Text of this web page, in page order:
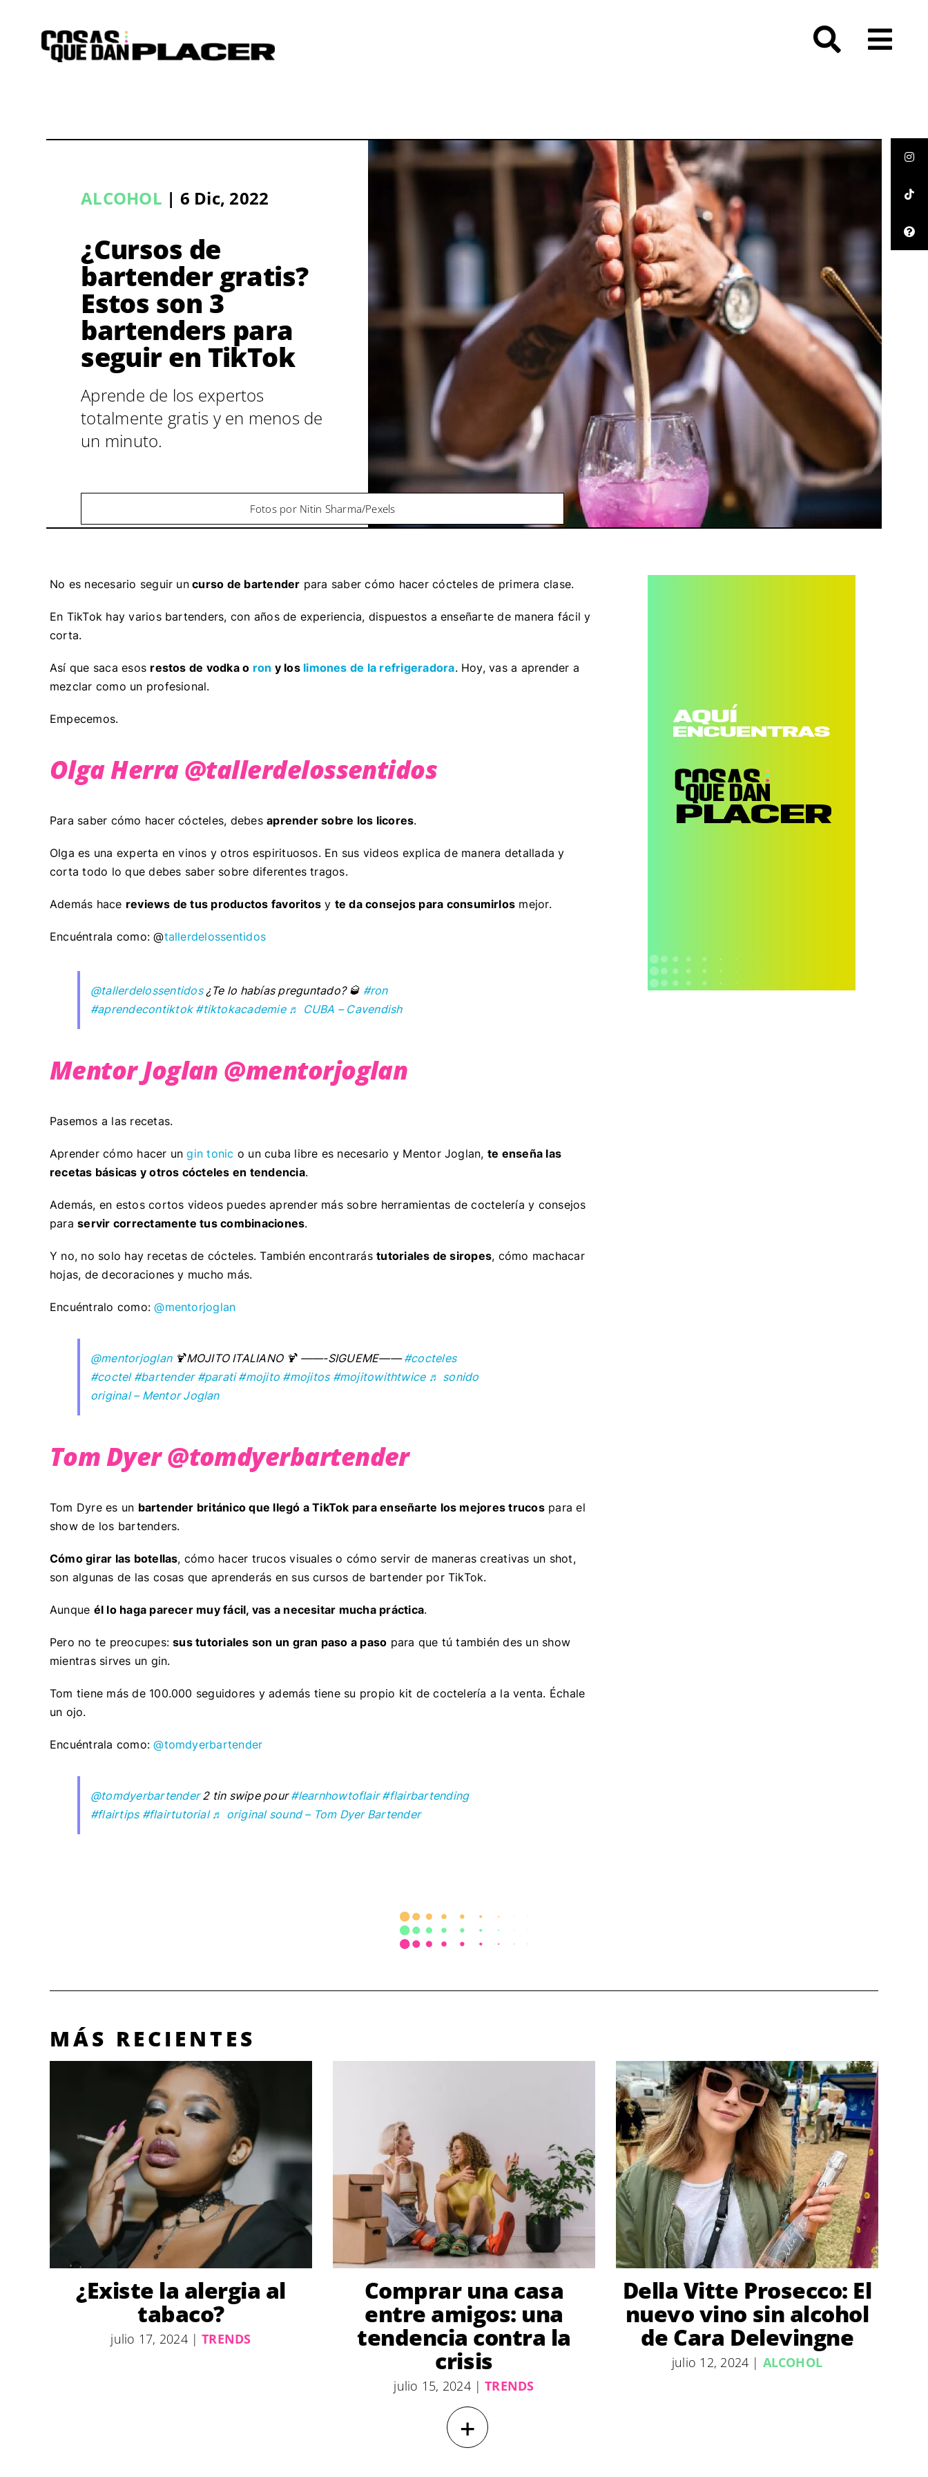
contenido
ALCOHOL | 6 Dic, 2022
¿Cursos de
bartender gratis?
Estos son 3
bartenders para
seguir en TikTok
Aprende de los expertos
totalmente gratis y en menos de
un minuto.
Fotos por Nitin Sharma/Pexels
No es necesario seguir uncurso de bartender para saber cómo hacer cócteles de primera clase.
En TikTok hay varios bartenders, con años de experiencia, dispuestos a enseñarte de manera fácil y
corta.
Así que saca esos restos de vodka o ron y los limones de la refrigeradora. Hoy, vas a aprender a
mezclar como un profesional.
Empecemos.
Olga Herra @tallerdelossentidos
Para saber cómo hacer cócteles, debesaprender sobre los licores.
Olga es una experta en vinos y otros espirituosos. En sus videos explica de manera detallada y
corta todo lo que debes saber sobre diferentes tragos.
Además hace reviews de tus productos favoritos y te da consejos para consumirlos mejor.
Encuéntrala como: @tallerdelossentidos
@tallerdelossentidos¿Te lo habías preguntado? 🥃 #ron
#aprendecontiktok #tiktokacademie ♬ CUBA – Cavendish
Mentor Joglan @mentorjoglan
Pasemos a las recetas.
Aprender cómo hacer ungin tonic o un cuba libre es necesario y Mentor Joglan, te enseña las
recetas básicas y otros cócteles en tendencia.
Además, en estos cortos videos puedes aprender más sobre herramientas de coctelería y consejos
paraservir correctamente tus combinaciones.
Y no, no solo hay recetas de cócteles. También encontrarástutoriales de siropes, cómo machacar
hojas, de decoraciones y mucho más.
Encuéntralo como:@mentorjoglan
@mentorjoglan🍹MOJITO ITALIANO 🍹 ——-SIGUEME——#cocteles
#coctel #bartender #parati #mojito #mojitos #mojitowithtwice ♬ sonido
original – Mentor Joglan
Tom Dyer @tomdyerbartender
Tom Dyre es un bartender británico que llegó a TikTok para enseñarte los mejores trucospara el
show de los bartenders.
Cómo girar las botellas, cómo hacer trucos visuales o cómo servir de maneras creativas un shot,
son algunas de las cosas que aprenderás en sus cursos de bartender por TikTok.
Aunque él lo haga parecer muy fácil, vas a necesitar mucha práctica.
Pero no te preocupes:sus tutoriales son un gran paso a paso para que tú también des un show
mientras sirves un gin.
Tom tiene más de 100.000 seguidores y además tiene su propio kit de coctelería a la venta. Échale
un ojo.
Encuéntrala como:@tomdyerbartender
@tomdyerbartender2 tin swipe pour#learnhowtoflair #flairbartending
#flairtips #flairtutorial ♬ original sound – Tom Dyer Bartender
MÁS RECIENTES
¿Existe la alergia al
tabaco?
julio 17, 2024 | TRENDS
Comprar una casa
entre amigos: una
tendencia contra la
crisis
julio 15, 2024 | TRENDS
Della Vitte Prosecco: El
nuevo vino sin alcohol
de Cara Delevingne
julio 12, 2024 | ALCOHOL
+